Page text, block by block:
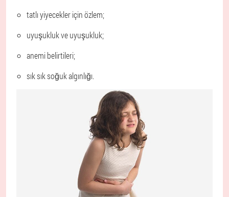
tatlı yiyecekler için özlem;
uyuşukluk ve uyuşukluk;
anemi belirtileri;
sık sık soğuk algınlığı.